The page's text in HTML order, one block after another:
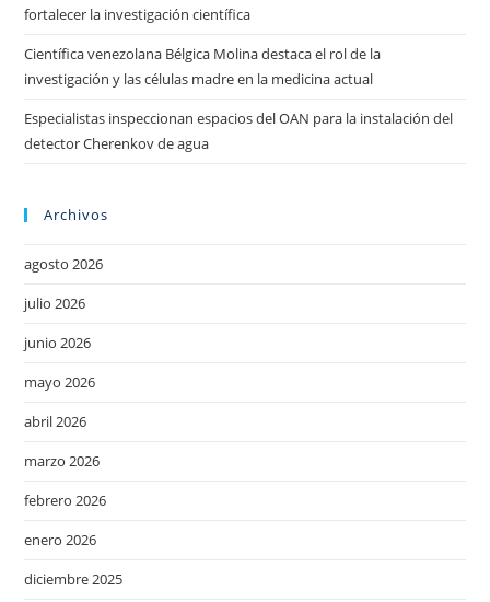
fortalecer la investigación científica
Científica venezolana Bélgica Molina destaca el rol de la
investigación y las células madre en la medicina actual
Especialistas inspeccionan espacios del OAN para la instalación del
detector Cherenkov de agua
Archivos
agosto 2026
julio 2026
junio 2026
mayo 2026
abril 2026
marzo 2026
febrero 2026
enero 2026
diciembre 2025